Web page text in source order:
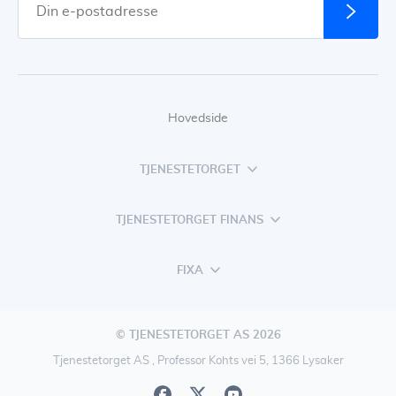
Hovedside
TJENESTETORGET
TJENESTETORGET FINANS
FIXA
© TJENESTETORGET AS 2026
Tjenestetorget AS , Professor Kohts vei 5, 1366 Lysaker